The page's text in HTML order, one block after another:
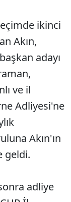
ikinci
Akın,
adayı
ve il
Adliyesi'ne
Akın'ın
geldi.
adliye